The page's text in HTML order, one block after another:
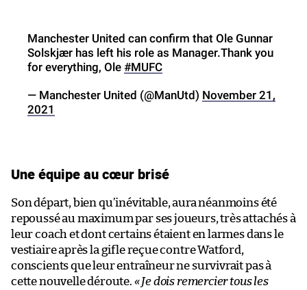
Manchester United can confirm that Ole Gunnar
Solskjær has left his role as Manager.Thank you
for everything, Ole #MUFC
— Manchester United (@ManUtd) November 21,
2021
Une équipe au cœur brisé
Son départ, bien qu’inévitable, aura néanmoins été
repoussé au maximum par ses joueurs, très attachés à
leur coach et dont certains étaient en larmes dans le
vestiaire après la gifle reçue contre Watford,
conscients que leur entraîneur ne survivrait pas à
cette nouvelle déroute. « Je dois remercier tous les